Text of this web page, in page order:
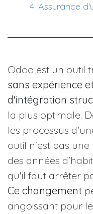
​4. Assurance
Odoo est un outil
sans expérience
d'intégration
la plus optimale.
les processus
outil n'est pas une
des années
qu'il faut arrêter
Ce changement
angoissant pour